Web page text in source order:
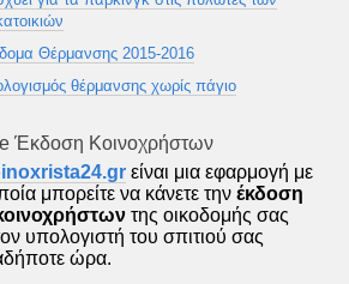
Θέρμανσης 2015-2016
θέρμανσης χωρίς πάγιο
Έκδοση Κοινοχρήστων
είναι μια εφαρμογή με
μπορείτε να κάνετε την έκδοση
της οικοδομής σας
υπολογιστή του σπιτιού σας
ώρα.